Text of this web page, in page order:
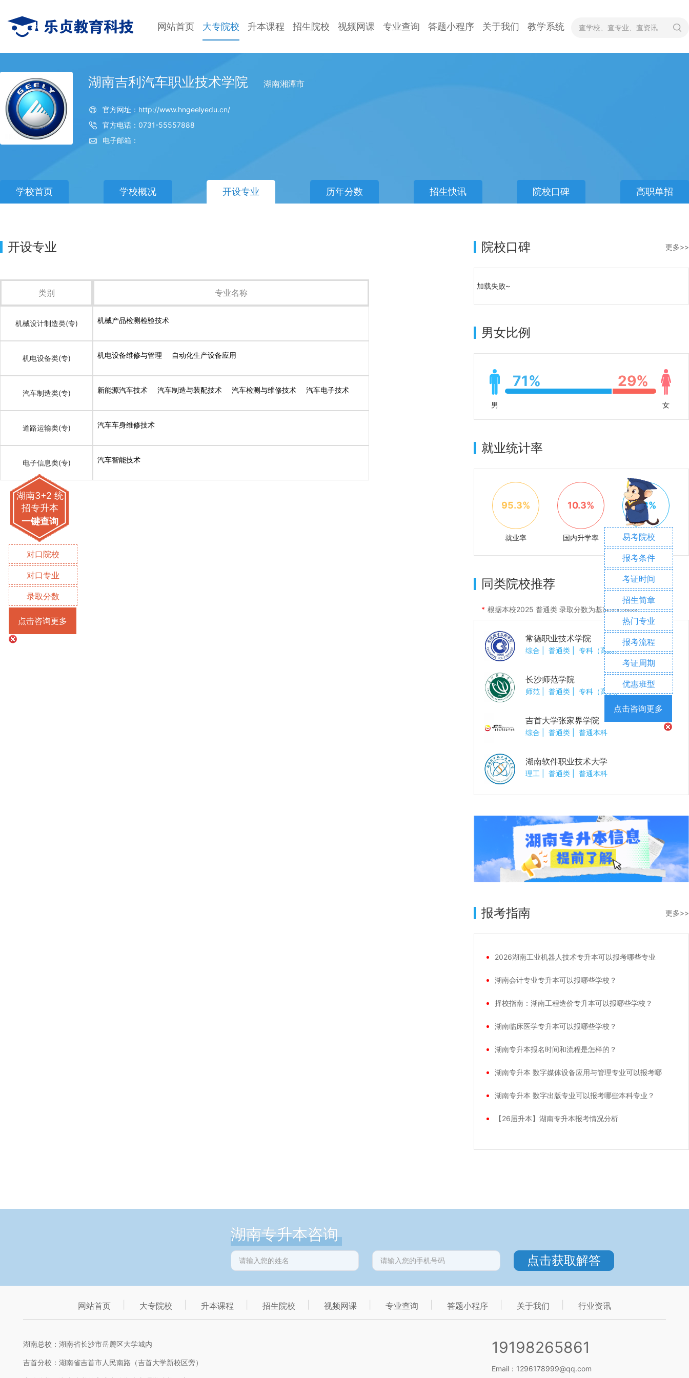
网站首页 大专院校 升本课程 招生院校 视频网课 专业查询 答题小程序 关于我们 教学系统
湖南吉利汽车职业技术学院 湖南湘潭市
官方网址：http://www.hngeelyedu.cn/
官方电话：0731-55557888
电子邮箱：
学校首页 学校概况 开设专业 历年分数 招生快讯 院校口碑 高职单招
开设专业
类别 专业名称
机械设计制造类(专) 机械产品检测检验技术
机电设备类(专) 机电设备维修与管理 自动化生产设备应用
汽车制造类(专) 新能源汽车技术 汽车制造与装配技术 汽车检测与维修技术 汽车电子技术
道路运输类(专) 汽车车身维修技术
电子信息类(专) 汽车智能技术
院校口碑 更多>>
加载失败~
男女比例
男
71% 29%
女
就业统计率
95.3%
就业率
10.3%
国内升学率
1.8%
出国率
同类院校推荐
根据本校2025 普通类 录取分数为基准进行推荐
常德职业技术学院
综合 普通类 专科（高职）
长沙师范学院
师范 普通类 专科（高职）
吉首大学张家界学院
综合 普通类 普通本科
湖南软件职业技术大学
理工 普通类 普通本科
报考指南 更多>>
2026湖南工业机器人技术专升本可以报考哪些专业
湖南会计专业专升本可以报哪些学校？
择校指南：湖南工程造价专升本可以报哪些学校？
湖南临床医学专升本可以报哪些学校？
湖南专升本报名时间和流程是怎样的？
湖南专升本 数字媒体设备应用与管理专业可以报考哪
湖南专升本 数字出版专业可以报考哪些本科专业？
【26届升本】湖南专升本报考情况分析
湖南专升本咨询
网站首页 大专院校 升本课程 招生院校 视频网课 专业查询 答题小程序 关于我们 行业资讯
湖南总校：湖南省长沙市岳麓区大学城内
吉首分校：湖南省吉首市人民南路（吉首大学新校区旁）
19198265861
Email：1296178999@qq.com
湖南3+2 统
招专升本
一键查询
对口院校
对口专业
录取分数
点击咨询更多
易考院校
报考条件
考证时间
招生简章
热门专业
报考流程
考证周期
优惠班型
点击咨询更多